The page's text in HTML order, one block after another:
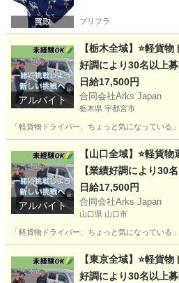
プリフラ
アルバイト
【栃木全域】⭐軽貨
好調により30名以上募
日給17,500円
合同会社Arks Japan
栃木県 宇都宮市
「軽貨物ドライバー、ちょっと気になってい
ドライバー 貨物
アルバイト
【山口全域】⭐軽貨
【業績好調により30名
日給17,500円
合同会社Arks Japan
山口県 山口市
「軽貨物ドライバー、ちょっと気になってい
ドライバー 貨物
【東京全域】⭐軽貨
好調により30名以上募